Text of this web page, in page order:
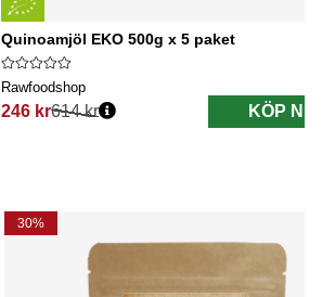
Quinoamjöl EKO 500g x 5 paket
Rawfoodshop
246 kr
Ordinarie pris:
614 kr KÖP NU
30%